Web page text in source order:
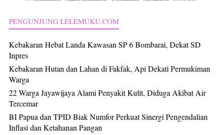
PENGUNJUNG LELEMUKU.COM
Kebakaran Hebat Landa Kawasan SP 6 Bombarai, Dekat SD
Inpres
Kebakaran Hutan dan Lahan di Fakfak, Api Dekati Permukiman
Warga
22 Warga Jayawijaya Alami Penyakit Kulit, Diduga Akibat Air
Tercemar
BI Papua dan TPID Biak Numfor Perkuat Sinergi Pengendalian
Inflasi dan Ketahanan Pangan